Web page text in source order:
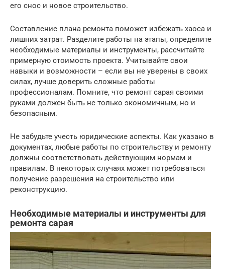
его снос и новое строительство.
Составление плана ремонта поможет избежать хаоса и
лишних затрат. Разделите работы на этапы, определите
необходимые материалы и инструменты, рассчитайте
примерную стоимость проекта. Учитывайте свои
навыки и возможности – если вы не уверены в своих
силах, лучше доверить сложные работы
профессионалам. Помните, что ремонт сарая своими
руками должен быть не только экономичным, но и
безопасным.
Не забудьте учесть юридические аспекты. Как указано в
документах, любые работы по строительству и ремонту
должны соответствовать действующим нормам и
правилам. В некоторых случаях может потребоваться
получение разрешения на строительство или
реконструкцию.
Необходимые материалы и инструменты для
ремонта сарая